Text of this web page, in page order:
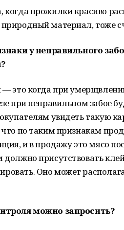
прожилки красиво
материал, тоже
у неправильного
это когда при
при неправильном забое
увидеть такую
по таким признакам
и в продажу это мясо
присутствовать
Оно может
можно запросить?